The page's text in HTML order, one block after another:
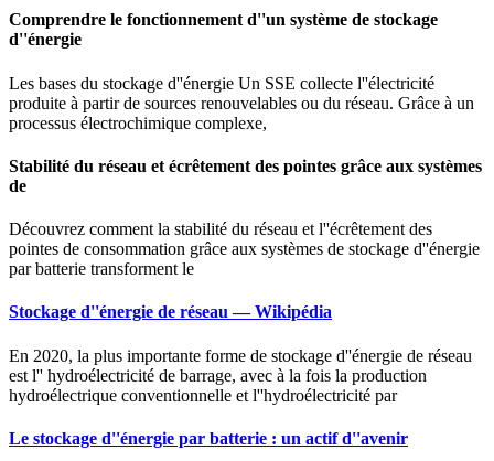
Comprendre le fonctionnement d''un système de stockage
d''énergie
Les bases du stockage d''énergie Un SSE collecte l''électricité
produite à partir de sources renouvelables ou du réseau. Grâce à un
processus électrochimique complexe,
Stabilité du réseau et écrêtement des pointes grâce aux systèmes
de
Découvrez comment la stabilité du réseau et l''écrêtement des
pointes de consommation grâce aux systèmes de stockage d''énergie
par batterie transforment le
Stockage d''énergie de réseau — Wikipédia
En 2020, la plus importante forme de stockage d''énergie de réseau
est l'' hydroélectricité de barrage, avec à la fois la production
hydroélectrique conventionnelle et l''hydroélectricité par
Le stockage d''énergie par batterie : un actif d''avenir